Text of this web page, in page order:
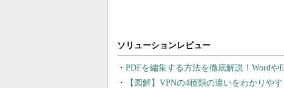
PDFを編集する方法を徹底解説！Word
【図解】VPNの4種類の違いをわかりや